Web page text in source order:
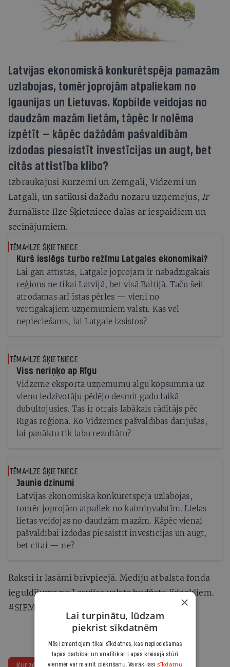
Latvijas ekonomiskā konkurētspēja pamazām
uzlabojas, tomēr joprojām atpaliekam no
Igaunijas un Lietuvas. Kopbilde veidojas no
daudzām mazām lietām, tāpēc Ir nolēma
izpētīt — kāpēc dažādām pašvaldībām
izdodas piesaistīt investīcijas un augt, bet
citās attīstība klibo?
Izbraukājusi Kurzemi un Zemgali, Vidzemi un
Latgali, un satikusi dažādu nozaru uzņēmējus, Ir
žurnāliste Ilze Šķietniece dalās ar iespaidiem un
secinājumiem.
TĒMA ILZE ŠĶIETNIECE
Kurš ieslēgs turbo režīmu Latgales ekonomikai?
Lai gan attīstās, Latgale joprojām ir nabadzīgākais
reģions ne tikai Latvijā, bet visā Baltijā. Taču šeit
atrodamas arī īstas pērles — vieni no
vērtīgākajiem uzņēmumiem valstī. Kas vēl
nepieciešams, lai Latgale izsistos?
TĒMA ILZE ŠĶIETNIECE
Viss neriņķo ap Rīgu
Vidzemē eksporta uzņēmumu algu kopsumma uz
vienu iedzīvotāju pēdējo desmit gadu laikā
dubultojusies. Tas ir otrais labākais rādītājs pēc
Rīgas reģiona. Ko Vidzemes pašvaldības darījušas,
lai panāktu tik labu rezultātu?
TĒMA ILZE ŠĶIETNIECE
Jaunie dzinumi
Latvijas ekonomiskā konkurētspēja uzlabojas,
tomēr joprojām atpaliek no kaimiņvalstīm. Lielas
lietas veidojas no daudzām mazām. Kāpēc vienai
pašvaldībai izdodas piesaistīt investīcijas un augt,
bet citai — ne?
Raksti ir lasāmi brīvpieejā. Mediju atbalsta fonda
ieguldījums no Latvijas valsts budžeta līdzekļiem.
#SIFMAF2024
×
Lai turpinātu, lūdzam
piekrist sīkdatnēm
Mēs izmantojam tikai sīkdatnes, kas nepieciešamas
lapas darbībai un analītikai. Lapas kreisajā stūrī
vienmēr var mainīt piekrišanu. Vairāk lasi sīkdatņu